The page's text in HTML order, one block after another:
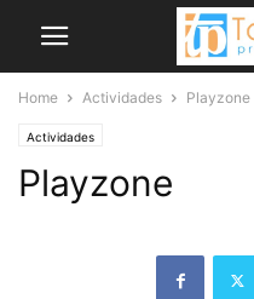
Home Actividades Playzone
Actividades
Playzone